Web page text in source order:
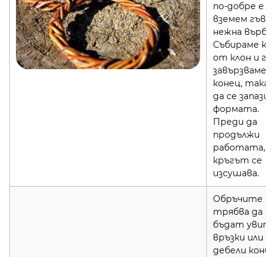
по-добре е
вземем
нежна върба.
Събираме
от клон и го
завързваме с
конец, така
да се запази
формата.
Преди да
продължи
работата,
кръгът се
изсушава.
Обръчите
трябва да
бъдат
връзки или
дебели